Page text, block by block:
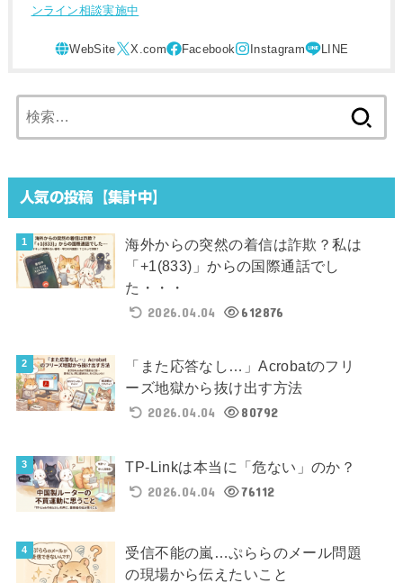
ンライン相談実施中
索:
人気の投稿【集計中】
海外からの突然の着信は詐欺？私は
「+1(833)」からの国際通話でし
た・・・
2026.04.04
612876
「また応答なし…」Acrobatのフリ
ーズ地獄から抜け出す方法
2026.04.04
80792
TP-Linkは本当に「危ない」のか？
2026.04.04
76112
受信不能の嵐…ぷららのメール問題
の現場から伝えたいこと